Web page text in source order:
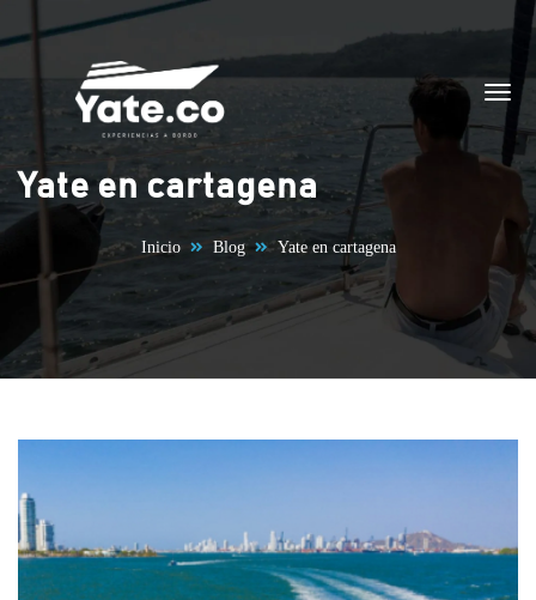
Saltar al contenido
Yate en cartagena
Inicio Blog Yate en cartagena